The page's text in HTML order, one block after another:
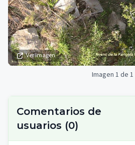
Ver imagen
Imagen 1 de 1
Comentarios de
usuarios (0)